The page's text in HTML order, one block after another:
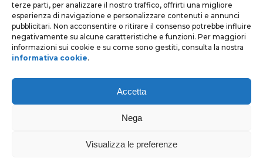
terze parti, per analizzare il nostro traffico, offrirti una migliore
esperienza di navigazione e personalizzare contenuti e annunci
pubblicitari. Non acconsentire o ritirare il consenso potrebbe influire
negativamente su alcune caratteristiche e funzioni. Per maggiori
informazioni sui cookie e su come sono gestiti, consulta la nostra
informativa cookie.
Accetta
Nega
Visualizza le preferenze
Accettol'informativaper il
trattamento dei dati ai sensi del
regolamento UE 2016/679